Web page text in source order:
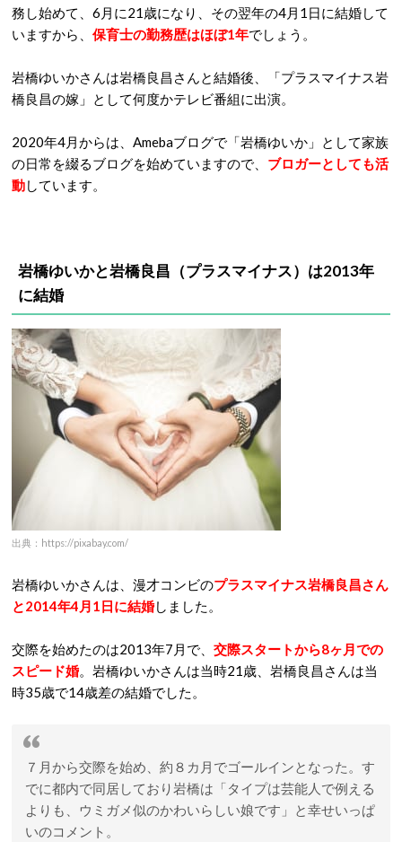
務し始めて、6月に21歳になり、その翌年の4月1日に結婚して
いますから、 保育士の勤務歴はほぼ1年でしょう。
岩橋ゆいかさんは岩橋良昌さんと結婚後、「プラスマイナス岩
橋良昌の嫁」として何度かテレビ番組に出演。
2020年4月からは、Amebaブログで「岩橋ゆいか」として家族
の日常を綴るブログを始めていますので、 ブロガーとしても活
動しています。
岩橋ゆいかと岩橋良昌（プラスマイナス）は2013年
に結婚
出典：https://pixabay.com/
岩橋ゆいかさんは、漫才コンビのプラスマイナス岩橋良昌さん
と2014年4月1日に結婚しました。
交際を始めたのは2013年7月で、 交際スタートから8ヶ月での
スピード婚。岩橋ゆいかさんは当時21歳、岩橋良昌さんは当
時35歳で14歳差の結婚でした。
７月から交際を始め、約８カ月でゴールインとなった。す
でに都内で同居しており岩橋は「タイプは芸能人で例える
よりも、ウミガメ似のかわいらしい娘です」と幸せいっぱ
いのコメント。